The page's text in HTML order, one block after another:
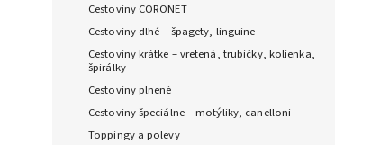
Cestoviny CORONET
Cestoviny dlhé – špagety, linguine
Cestoviny krátke – vretená, trubičky, kolienka,
špirálky
Cestoviny plnené
Cestoviny špeciálne – motýliky, canelloni
Toppingy a polevy